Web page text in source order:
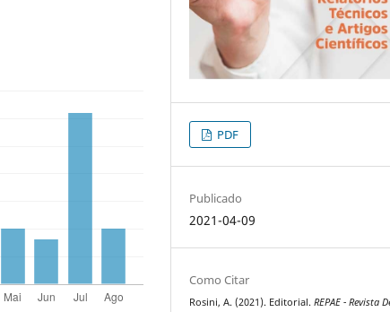
PDF
Publicado
2021-04-09
Como Citar
Rosini, A. (2021). Editorial.REPAE - Revista